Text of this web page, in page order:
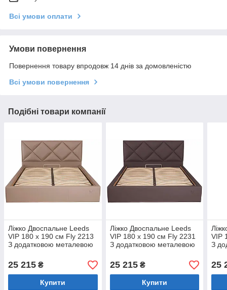
Всі умови оплати
Умови повернення
Повернення товару впродовж 14 днів за домовленістю
Всі умови повернення
Подібні товари компанії
Ліжко Двоспальне Leeds
VIP 180 х 190 см Fly 2213
З додатковою металевою
Світло-коричневий
25 215 ₴
Купити
Ліжко Двоспальне Leeds
VIP 180 х 190 см Fly 2231
З додатковою металевою
Темно-коричневий
25 215₴
Купити
VIP
З
25